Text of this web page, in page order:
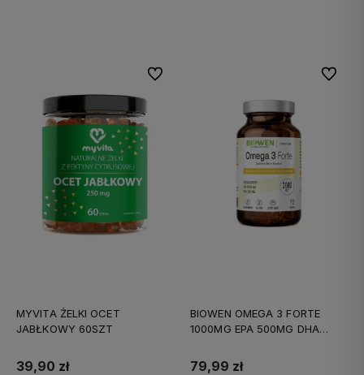
MYVITA ŻELKI OCET
JABŁKOWY 60SZT
39,90 zł
Do ulubionych
BIOWEN OMEGA 3 FORTE
1000MG EPA 500MG DHA
79,99 zł
Do